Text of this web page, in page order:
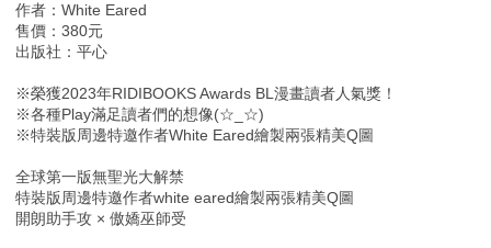
作者：White Eared
售價：380元
出版社：平心
※榮獲2023年RIDIBOOKS Awards BL漫畫讀者人氣獎！
※各種Play滿足讀者們的想像(☆_☆)
※特裝版周邊特邀作者White Eared繪製兩張精美Q圖
全球第一版無聖光大解禁
特裝版周邊特邀作者white eared繪製兩張精美Q圖
開朗助手攻 × 傲嬌巫師受